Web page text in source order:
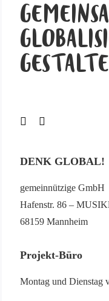
DENK GLOBAL!
gemeinnützige GmbH
Hafenstr. 86 –
68159 Mannheim
Projekt-Büro
Montag und Dienstag